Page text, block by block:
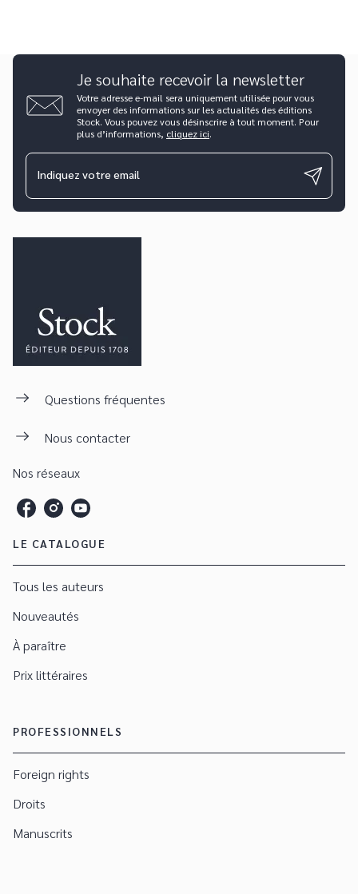
Je souhaite recevoir la newsletter
Votre adresse e-mail sera uniquement utilisée pour vous
envoyer des informations sur les actualités des éditions
Stock. Vous pouvez vous désinscrire à tout moment. Pour
plus d’informations, cliquez ici.
Indiquez votre email
Questions fréquentes
Nous contacter
Nos réseaux
LE CATALOGUE
Tous les auteurs
Nouveautés
À paraître
Prix littéraires
PROFESSIONNELS
Foreign rights
Droits
Manuscrits